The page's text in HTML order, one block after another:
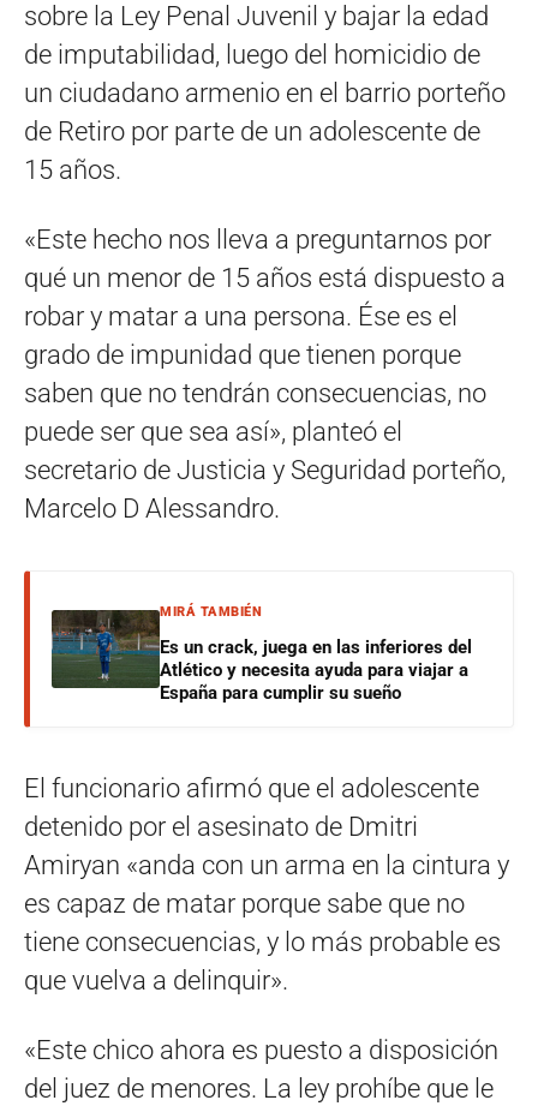
sobre la Ley Penal Juvenil y bajar la edad
de imputabilidad, luego del homicidio de
un ciudadano armenio en el barrio porteño
de Retiro por parte de un adolescente de
15 años.
«Este hecho nos lleva a preguntarnos por
qué un menor de 15 años está dispuesto a
robar y matar a una persona. Ése es el
grado de impunidad que tienen porque
saben que no tendrán consecuencias, no
puede ser que sea así», planteó el
secretario de Justicia y Seguridad porteño,
Marcelo D Alessandro.
MIRÁ TAMBIÉN
Es un crack, juega en las inferiores del
Atlético y necesita ayuda para viajar a
España para cumplir su sueño
El funcionario afirmó que el adolescente
detenido por el asesinato de Dmitri
Amiryan «anda con un arma en la cintura y
es capaz de matar porque sabe que no
tiene consecuencias, y lo más probable es
que vuelva a delinquir».
«Este chico ahora es puesto a disposición
del juez de menores. La ley prohíbe que le